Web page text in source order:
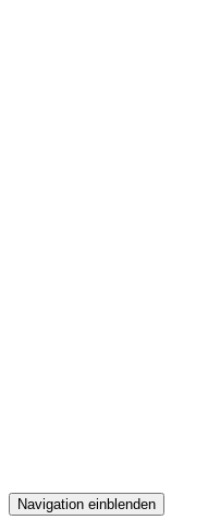
Navigation einblenden